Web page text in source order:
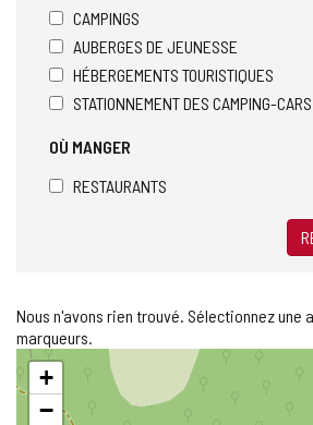
CAMPINGS
AUBERGES DE JEUNESSE
HÉBERGEMENTS TOURISTIQUES
STATIONNEMENT DES CAMPING-CARS
OÙ MANGER
RESTAURANTS
Nous n'avons rien trouvé. Sélectionnez une
marqueurs.
Sauter
la
carte
+
−